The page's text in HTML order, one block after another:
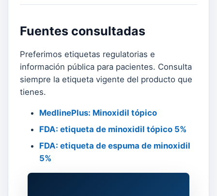
Fuentes consultadas
Preferimos etiquetas regulatorias e
información pública para pacientes. Consulta
siempre la etiqueta vigente del producto que
tienes.
MedlinePlus: Minoxidil tópico
FDA: etiqueta de minoxidil tópico 5%
FDA: etiqueta de espuma de minoxidil
5%